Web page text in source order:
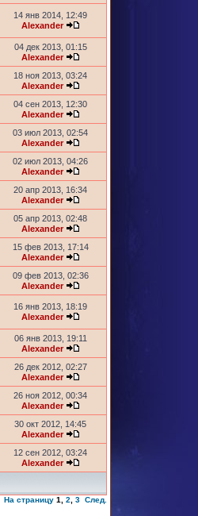
14 янв 2014, 12:49
Alexander
04 дек 2013, 01:15
Alexander
18 ноя 2013, 03:24
Alexander
04 сен 2013, 12:30
Alexander
03 июл 2013, 02:54
Alexander
02 июл 2013, 04:26
Alexander
20 апр 2013, 16:34
Alexander
05 апр 2013, 02:48
Alexander
15 фев 2013, 17:14
Alexander
09 фев 2013, 02:36
Alexander
16 янв 2013, 18:19
Alexander
06 янв 2013, 19:11
Alexander
26 дек 2012, 02:27
Alexander
26 ноя 2012, 00:34
Alexander
30 окт 2012, 14:45
Alexander
12 сен 2012, 03:24
Alexander
На страницу 1 2 3 След.